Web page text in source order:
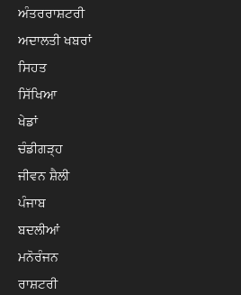
ਅੰਤਰਰਾਸ਼ਟਰੀ
ਅਦਾਲਤੀ ਖਬਰਾਂ
ਸਿਹਤ
ਸਿੱਖਿਆ
ਖੇਡਾਂ
ਚੰਡੀਗੜ੍ਹ
ਜੀਵਨ ਸ਼ੈਲੀ
ਪੰਜਾਬ
ਬਦਲੀਆਂ
ਮਨੋਰੰਜਨ
ਰਾਸ਼ਟਰੀ